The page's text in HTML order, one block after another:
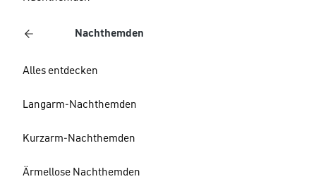
Nachthemden
Alles entdecken
Langarm-Nachthemden
Kurzarm-Nachthemden
Ärmellose Nachthemden